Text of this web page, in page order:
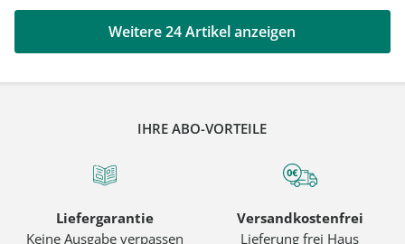
Weitere 24 Artikel anzeigen
IHRE ABO-VORTEILE
Liefergarantie
Keine Ausgabe verpassen
Versandkostenfrei
Lieferung frei Haus